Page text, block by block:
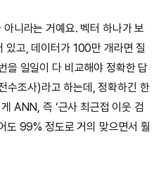
아니라는 거예요. 벡터 하나가 보
있고, 데이터가 100만 개라면 질
을 일일이 다 비교해야 정확한 답
조사)라고 하는데, 정확하긴 한
ANN, 즉 ‘근사 최근접 이웃 검
도 99% 정도로 거의 맞으면서 훨